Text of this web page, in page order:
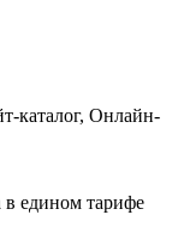
каталог, Онлайн-
едином тарифе